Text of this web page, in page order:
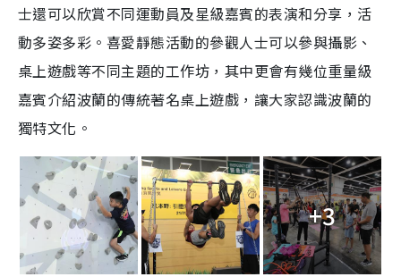
士還可以欣賞不同運動員及星級嘉賓的表演和分享，活
動多姿多彩。喜愛靜態活動的參觀人士可以參與攝影、
桌上遊戲等不同主題的工作坊，其中更會有幾位重量級
嘉賓介紹波蘭的傳統著名桌上遊戲，讓大家認識波蘭的
獨特文化。
+3